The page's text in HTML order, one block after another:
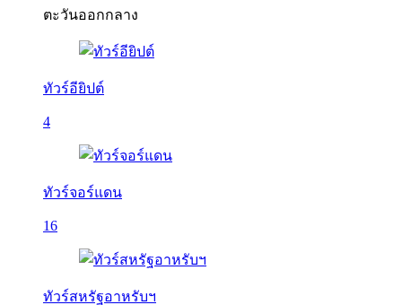
ตะวันออกกลาง
ทัวร์อียิปต์
4
ทัวร์จอร์แดน
16
ทัวร์สหรัฐอาหรับฯ